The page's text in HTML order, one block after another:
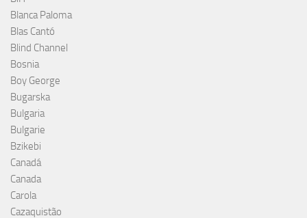
Blanca Paloma
Blas Cantó
Blind Channel
Bosnia
Boy George
Bugarska
Bulgaria
Bulgarie
Bzikebi
Canadá
Canada
Carola
Cazaquistão